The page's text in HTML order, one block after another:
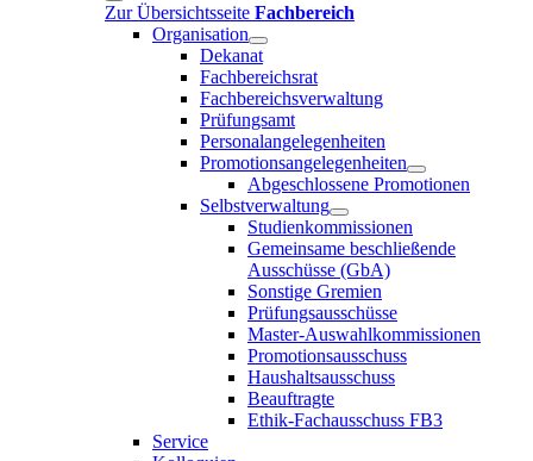
Zur Übersichtsseite Fachbereich
Organisation
Dekanat
Fachbereichsrat
Fachbereichsverwaltung
Prüfungsamt
Personalangelegenheiten
Promotionsangelegenheiten
Abgeschlossene Promotionen
Selbstverwaltung
Studienkommissionen
Gemeinsame beschließende
Ausschüsse (GbA)
Sonstige Gremien
Prüfungsausschüsse
Master-Auswahlkommissionen
Promotionsausschuss
Haushaltsausschuss
Beauftragte
Ethik-Fachausschuss FB3
Service